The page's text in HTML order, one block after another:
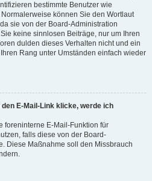
bestimmte Benutzer wie
können Sie den Wortlaut
sie von der Board-Administration
keine sinnlosen Beiträge, nur um Ihren
dulden dieses Verhalten nicht und ein
Rang unter Umständen einfach wieder
E-Mail-Link klicke, werde ich
foreninterne E-Mail-Funktion für
falls diese von der Board-
Diese Maßnahme soll den Missbrauch